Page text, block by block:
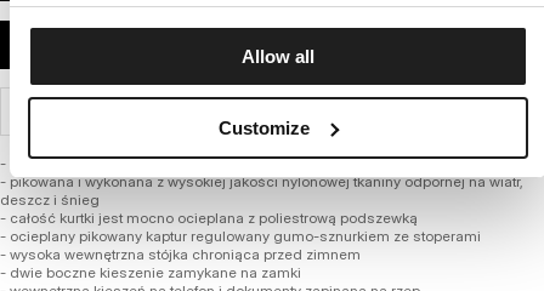
Allow all
Customize
- sportowy fason
- pikowana i wykonana z wysokiej jakości nylonowej tkaniny odpornej na wiatr,
deszcz i śnieg
- całość kurtki jest mocno ocieplana z poliestrową podszewką
- ocieplany pikowany kaptur regulowany gumo-sznurkiem ze stoperami
- wysoka wewnętrzna stójka chroniąca przed zimnem
- dwie boczne kieszenie zamykane na zamki